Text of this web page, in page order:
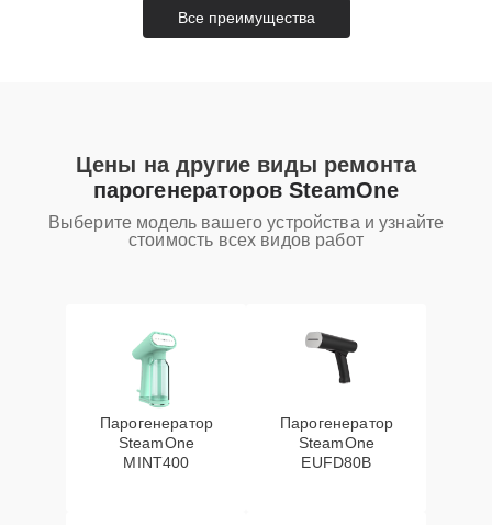
Все преимущества
Цены на другие виды ремонта
парогенераторов SteamOne
Выберите модель вашего устройства и узнайте
стоимость всех видов работ
Парогенератор
SteamOne
MINT400
Парогенератор
SteamOne
EUFD80B